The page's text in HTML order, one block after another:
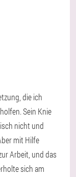
die ich
Sein Knie
nicht und
mit Hilfe
Arbeit, und das
sich am